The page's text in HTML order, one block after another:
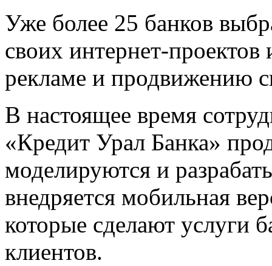
Уже более 25 банков
своих интернет-
рекламе и продвижению
В настоящее время
«Кредит Урал Банка»
моделируются и
внедряется мобильная
которые сделают услуги
клиентов.